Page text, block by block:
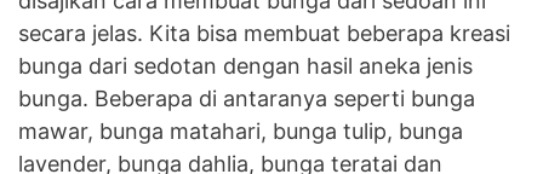
secara jelas. Kita bisa membuat beberapa kreasi
bunga dari sedotan dengan hasil aneka jenis
bunga. Beberapa di antaranya seperti bunga
mawar, bunga matahari, bunga tulip, bunga
lavender, bunga dahlia, bunga teratai dan